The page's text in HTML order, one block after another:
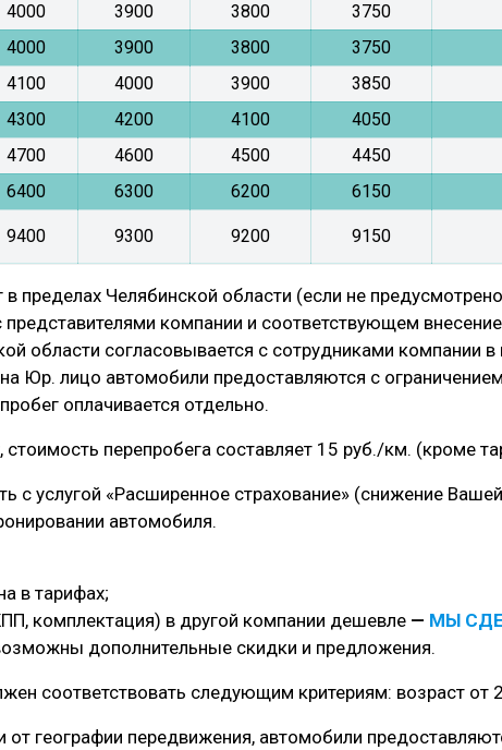
4000 3900 3800 3750
4000 3900 3800 3750
4100 4000 3900 3850
4300 4200 4100 4050
4700 4600 4500 4450
6400 6300 6200 6150
9400 9300 9200 9150
пределах Челябинской области (если не
компании и соответствующем
области согласовывается с сотрудниками компании
Юр. лицо автомобили предоставляются с
оплачивается отдельно.
перепробега составляет 15 руб./км. (кроме
услугой «Расширенное страхование» (снижение
автомобиля.
в тарифах;
комплектация) в другой компании дешевле — МЫ
дополнительные скидки и предложения.
соответствовать следующим критериям: возраст от
географии передвижения, автомобили